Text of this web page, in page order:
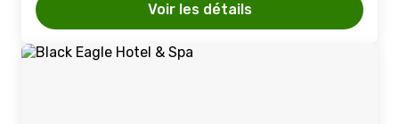
Voir les détails